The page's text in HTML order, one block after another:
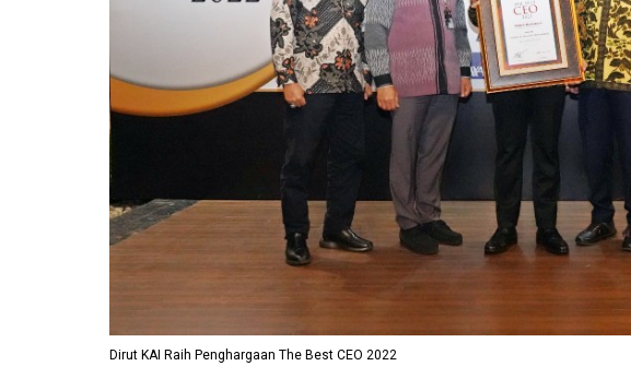
Dirut KAI Raih Penghargaan The Best CEO 2022